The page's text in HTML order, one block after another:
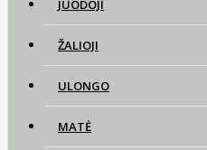
JUODOJI
ŽALIOJI
ULONGO
MATĖ